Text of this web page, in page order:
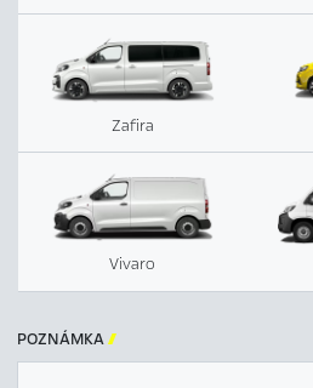
Zafira
Vivaro
POZNÁMKA